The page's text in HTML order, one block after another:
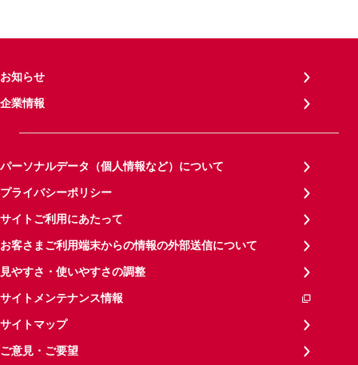
お知らせ
企業情報
パーソナルデータ（個人情報など）について
プライバシーポリシー
サイトご利用にあたって
お客さまご利用端末からの情報の外部送信について
見やすさ・使いやすさの調整
サイトメンテナンス情報
サイトマップ
ご意見・ご要望